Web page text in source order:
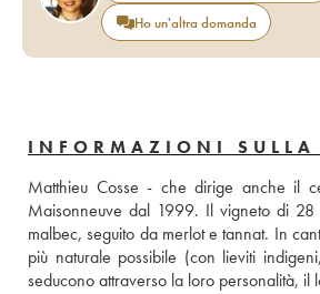
Ho un'altra domanda
INFORMAZIONI SULLA
Matthieu Cosse - che dirige anche il
Maisonneuve dal 1999. Il vigneto di
malbec, seguito da merlot e tannat. In
più naturale possibile (con lieviti
seducono attraverso la loro personalità, il